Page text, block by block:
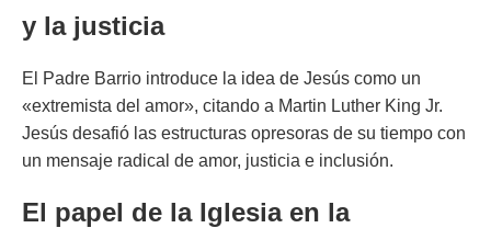
y la justicia
El Padre Barrio introduce la idea de Jesús como un
«extremista del amor», citando a Martin Luther King Jr.
Jesús desafió las estructuras opresoras de su tiempo con
un mensaje radical de amor, justicia e inclusión.
El papel de la Iglesia en la